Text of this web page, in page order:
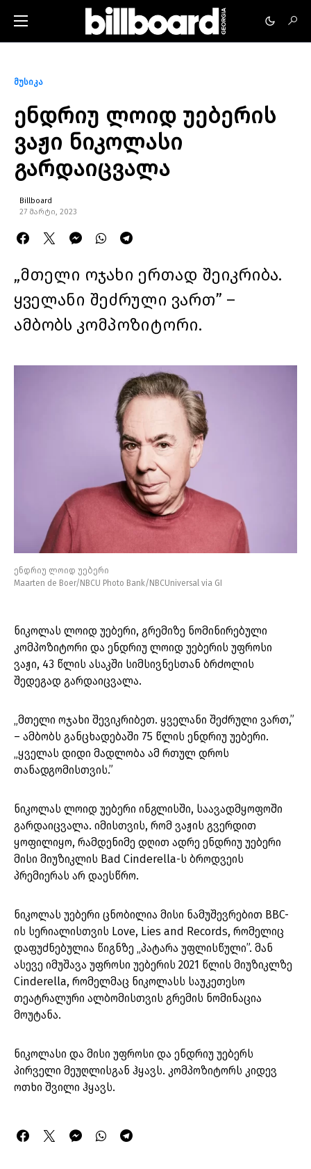
მუსიკა
ენდრიუ ლოიდ უებერის
ვაჟი ნიკოლასი
გარდაიცვალა
Billboard
27 მარტი, 2023
„მთელი ოჯახი ერთად შეიკრიბა.
ყველანი შეძრული ვართ” –
ამბობს კომპოზიტორი.
ენდრიუ ლოიდ უებერი
Maarten de Boer/NBCU Photo Bank/NBCUniversal via GI
ნიკოლას ლოიდ უებერი, გრემიზე ნომინირებული
კომპოზიტორი და ენდრიუ ლოიდ უებერის უფროსი
ვაჟი, 43 წლის ასაკში სიმსივნესთან ბრძოლის
შედეგად გარდაიცვალა.
„მთელი ოჯახი შევიკრიბეთ. ყველანი შეძრული ვართ,”
– ამბობს განცხადებაში 75 წლის ენდრიუ უებერი.
„ყველას დიდი მადლობა ამ რთულ დროს
თანადგომისთვის.”
ნიკოლას ლოიდ უებერი ინგლისში, საავადმყოფოში
გარდაიცვალა. იმისთვის, რომ ვაჟის გვერდით
ყოფილიყო, რამდენიმე დღით ადრე ენდრიუ უებერი
მისი მიუზიკლის Bad Cinderella-ს ბროდვეის
პრემიერას არ დაესწრო.
ნიკოლას უებერი ცნობილია მისი ნამუშევრებით BBC-
ის სერიალისთვის Love, Lies and Records, რომელიც
დაფუძნებულია წიგნზე „პატარა უფლისწული”. მან
ასევე იმუშავა უფროსი უებერის 2021 წლის მიუზიკლზე
Cinderella, რომელმაც ნიკოლასს საუკეთესო
თეატრალური ალბომისთვის გრემის ნომინაცია
მოუტანა.
ნიკოლასი და მისი უფროსი და ენდრიუ უებერს
პირველი მეუღლისგან ჰყავს. კომპოზიტორს კიდევ
ოთხი შვილი ჰყავს.